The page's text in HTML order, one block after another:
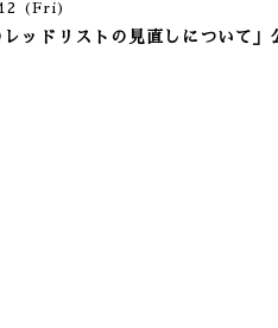
(Fri)
レッドリストの見直しについて